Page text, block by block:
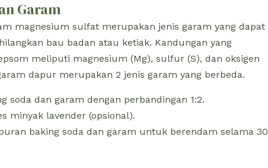
Garam
magnesium sulfat merupakan jenis garam yang dapat
bau badan atau ketiak. Kandungan yang
meliputi magnesium (Mg), sulfur (S), dan oksigen
dapur merupakan 2 jenis garam yang berbeda.
soda dan garam dengan perbandingan 1:2.
minyak lavender (opsional).
baking soda dan garam untuk berendam selama 30